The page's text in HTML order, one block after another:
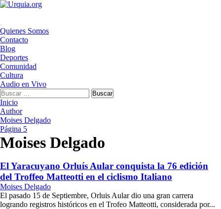
Saltar
Menú
principal
Quienes Somos
Contacto
Blog
Deportes
Comunidad
Cultura
Audio en Vivo
Buscar:
Inicio
Author
Moises Delgado
Página 5
Moises Delgado
El Yaracuyano Orluís Aular conquista la 76 edición
del Troffeo Matteotti en el ciclismo Italiano
Moises Delgado
El pasado 15 de Septiembre, Orluis Aular dio una gran carrera
logrando registros históricos en el Trofeo Matteotti, considerada por...